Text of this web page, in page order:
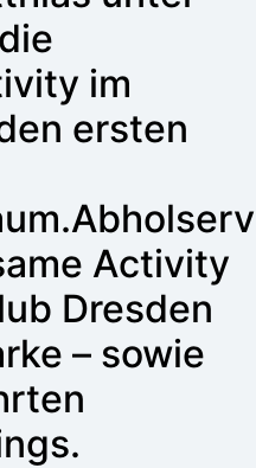
im
ersten
Activity
Dresden
– sowie